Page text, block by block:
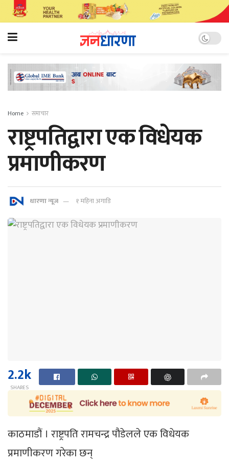
Home समाचार
राष्ट्रपतिद्वारा एक विधेयक
प्रमाणीकरण
धारणा न्यूज १ महिना अगाडि
2.2k
SHARES
काठमाडौं । राष्ट्रपति रामचन्द्र पौडेलले एक विधेयक
प्रमाणीकरण गरेका छन्